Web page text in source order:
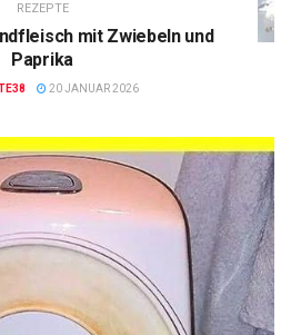
REZEPTE
mit Zwiebeln und
Paprika
20 JANUAR 2026